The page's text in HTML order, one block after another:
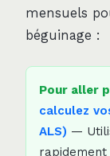
mensuels
béguinage :
Pour aller
calculez
ALS) —